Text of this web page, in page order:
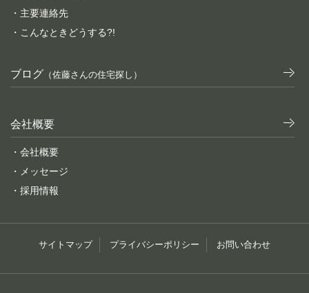
・主要連絡先
・こんなときどうする?!
ブログ （佐藤さんの住宅探し）
会社概要
・会社概要
・メッセージ
・採用情報
サイトマップ プライバシーポリシー お問い合わせ